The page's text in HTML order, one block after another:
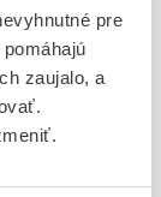
pre
zaujalo, a